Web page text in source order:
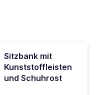
Sitzbank mit
Kunststoffleisten
und Schuhrost